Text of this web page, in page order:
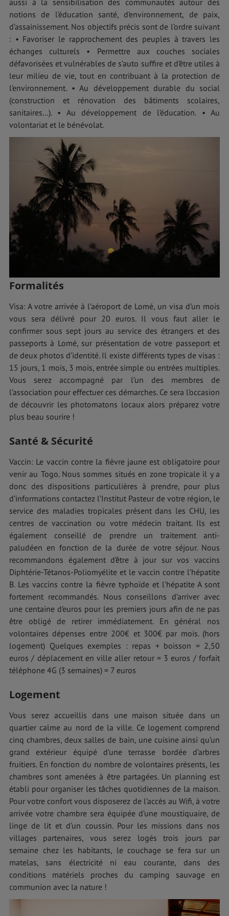
aussi à la sensibilisation des communautés autour des
notions de l’éducation santé, d’environnement, de paix,
d’assainissement. Nos objectifs précis sont de l’ordre suivant
: • Favoriser le rapprochement des peuples à travers les
échanges culturels • Permettre aux couches sociales
défavorisées et vulnérables de s’auto suffire et d’être utiles à
leur milieu de vie, tout en contribuant à la protection de
l’environnement. • Au développement durable du social
(construction et rénovation des bâtiments scolaires,
sanitaires…). • Au développement de l’éducation. • Au
volontariat et le bénévolat.
Formalités
Visa: A votre arrivée à l’aéroport de Lomé, un visa d’un mois
vous sera délivré pour 20 euros. Il vous faut aller le
confirmer sous sept jours au service des étrangers et des
passeports à Lomé, sur présentation de votre passeport et
de deux photos d’identité. Il existe différents types de visas :
15 jours, 1 mois, 3 mois, entrée simple ou entrées multiples.
Vous serez accompagné par l’un des membres de
l’association pour effectuer ces démarches. Ce sera l’occasion
de découvrir les photomatons locaux alors préparez votre
plus beau sourire !
Santé & Sécurité
Vaccin: Le vaccin contre la fièvre jaune est obligatoire pour
venir au Togo. Nous sommes situés en zone tropicale il y a
donc des dispositions particulières à prendre, pour plus
d’informations contactez l’Institut Pasteur de votre région, le
service des maladies tropicales présent dans les CHU, les
centres de vaccination ou votre médecin traitant. Ils est
également conseillé de prendre un traitement anti-
paludéen en fonction de la durée de votre séjour. Nous
recommandons également d’être à jour sur vos vaccins
Diphtérie-Tétanos-Poliomyélite et le vaccin contre l’hépatite
B. Les vaccins contre la fièvre typhoïde et l’hépatite A sont
fortement recommandés. Nous conseillons d’arriver avec
une centaine d’euros pour les premiers jours afin de ne pas
être obligé de retirer immédiatement. En général nos
volontaires dépenses entre 200€ et 300€ par mois. (hors
logement) Quelques exemples : repas + boisson = 2,50
euros / déplacement en ville aller retour = 3 euros / forfait
téléphone 4G (3 semaines) = 7 euros
Logement
Vous serez accueillis dans une maison située dans un
quartier calme au nord de la ville. Ce logement comprend
cinq chambres, deux salles de bain, une cuisine ainsi qu’un
grand extérieur équipé d’une terrasse bordée d’arbres
fruitiers. En fonction du nombre de volontaires présents, les
chambres sont amenées à être partagées. Un planning est
établi pour organiser les tâches quotidiennes de la maison.
Pour votre confort vous disposerez de l’accès au Wifi, à votre
arrivée votre chambre sera équipée d’une moustiquaire, de
linge de lit et d’un coussin. Pour les missions dans nos
villages partenaires, vous serez logés trois jours par
semaine chez les habitants, le couchage se fera sur un
matelas, sans électricité ni eau courante, dans des
conditions matériels proches du camping sauvage en
communion avec la nature !